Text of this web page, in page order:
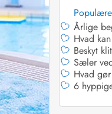
Årlige
Hvad
Beskyt
Sæler
Hvad
6